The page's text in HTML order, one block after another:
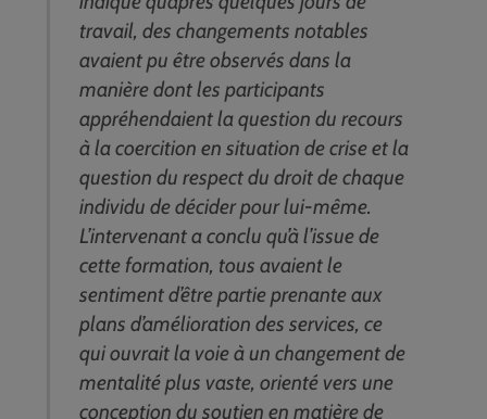
travail, des changements notables
avaient pu être observés dans la
manière dont les participants
appréhendaient la question du recours
à la coercition en situation de crise et la
question du respect du droit de chaque
individu de décider pour lui-même.
L’intervenant a conclu qu’à l’issue de
cette formation, tous avaient le
sentiment d’être partie prenante aux
plans d’amélioration des services, ce
qui ouvrait la voie à un changement de
mentalité plus vaste, orienté vers une
conception du soutien en matière de